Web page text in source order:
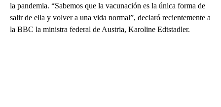
la pandemia. “Sabemos que la vacunación es la única forma de
salir de ella y volver a una vida normal”, declaró recientemente a
la BBC la ministra federal de Austria, Karoline Edtstadler.